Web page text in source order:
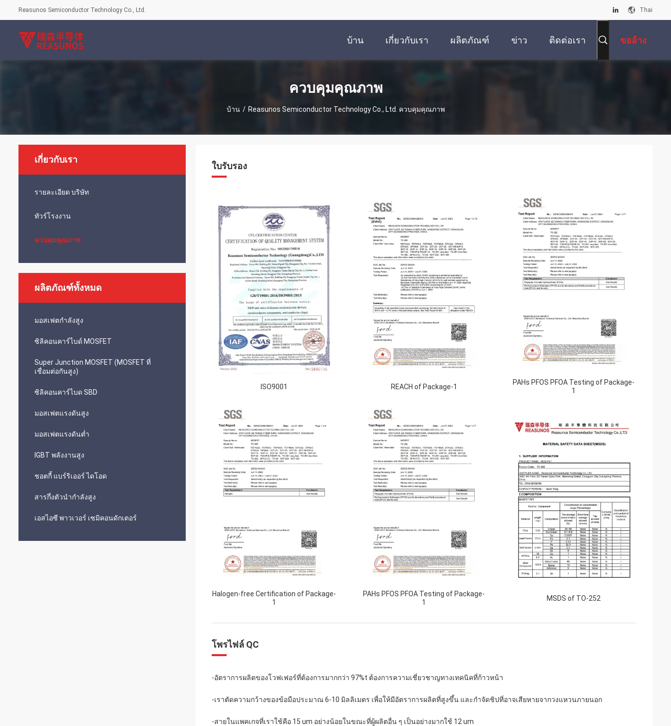
Reasunos Semiconductor Technology Co., Ltd. Thai
บ้าน เกี่ยวกับเรา ผลิตภัณฑ์ ข่าว ติดต่อเรา ขออ้าง
ควบคุมคุณภาพ
บ้าน / Reasunos Semiconductor Technology Co., Ltd. ควบคุมคุณภาพ
เกี่ยวกับเรา
รายละเอียด บริษัท
ทัวร์โรงงาน
ควบคุมคุณภาพ
ผลิตภัณฑ์ทั้งหมด
มอสเฟตกำลังสูง
ซิลิคอนคาร์ไบด์ MOSFET
Super Junction MOSFET (MOSFET ที่
เชื่อมต่อกันสูง)
ซิลิคอนคาร์ไบด SBD
มอสเฟตแรงดันสูง
มอสเฟตแรงดันต่ำ
IGBT พลังงานสูง
ชอตกี้ แบร์ริเออร์ ไดโอด
สารกึ่งตัวนำกำลังสูง
เอสไอซี พาวเวอร์ เซมิคอนดักเตอร์
ใบรับรอง
ISO9001 REACH of Package-1
PAHs PFOS PFOA Testing of Package-
1
Halogen-free Certification of Package-
1
PAHs PFOS PFOA Testing of Package-
1
MSDS of TO-252
โพรไฟล์ QC
-อัตราการผลิตของโวฟเฟอร์ที่ต้องการมากกว่า 97%t ต้องการความเชี่ยวชาญทางเทคนิคที่ก้าวหน้า
-เราตัดความกว้างของข้อมือประมาณ 6-10 มิลลิเมตร เพื่อให้มีอัตราการผลิตที่สูงขึ้น และกําจัดชิปที่อาจเสียหายจากวงแหวนภายนอก
-สายในแพคเกจที่เราใช้คือ 15 um อย่างน้อยในขณะที่ผู้ผลิตอื่น ๆ เป็นอย่างมากใช้ 12 um